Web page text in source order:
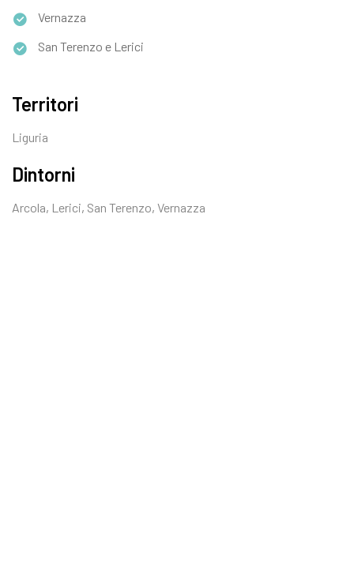
acquerello. Sperimentando diverse tecniche,
Vernazza
San Terenzo e Lerici
Territori
Liguria
Dintorni
Arcola, Lerici, San Terenzo, Vernazza